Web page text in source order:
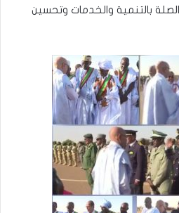
بالتنمية والخدمات وتحسين